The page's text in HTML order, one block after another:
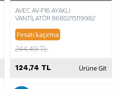
AVEC AV-F16 AYAKLI
VANTİLATÖR 8680215119982
Fırsatı kaçırma
244,49 TL
124,74 TL Ürüne Git